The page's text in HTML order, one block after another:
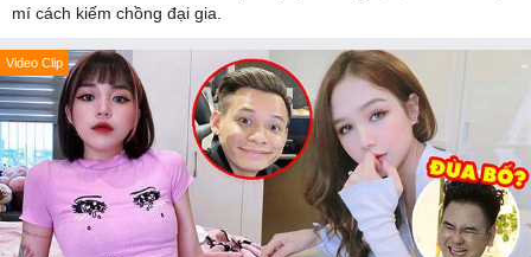
mí cách kiếm chồng đại gia.
Video Clip